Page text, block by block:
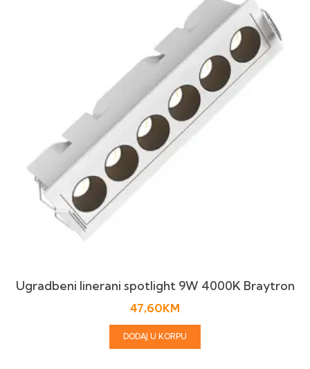
Ugradbeni linerani spotlight 9W 4000K Braytron
47,60KM
DODAJ U KORPU